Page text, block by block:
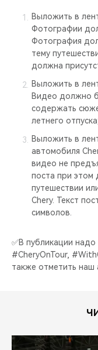
CHERY ДЛЯ ДЕТЕЙ
Выложить в
Фотографии
Фотография
тему
должна
Выложить в
Видео должно
содержать
летнего
Выложить в
автомобиля
видео не
поста при этом
путешествии
Chery. Текст
символов.⠀
✅В публикации надо
#CheryOnTour,
также отметить наш